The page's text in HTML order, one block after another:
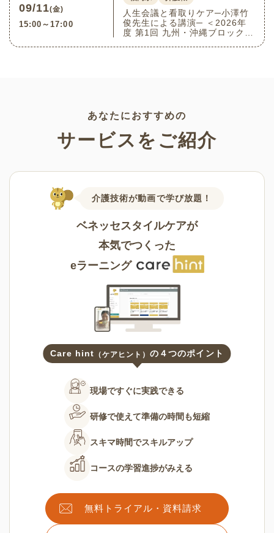
09/11(金)
15:00～17:00
人生会議と看取りケア─小澤竹
俊先生による講演─ ＜2026年
度 第1回 九州・沖縄ブロック介
あなたにおすすめの
サービスをご紹介
介護技術が動画で学び放題！
ベネッセスタイルケアが
本気でつくった
eラーニング
Care hint （ケアヒント）の４つのポイント
現場ですぐに実践できる
研修で使えて準備の時間も短縮
スキマ時間でスキルアップ
コースの学習進捗がみえる
無料トライアル・資料請求